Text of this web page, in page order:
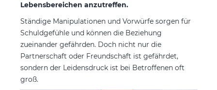
Lebensbereichen anzutreffen.
Ständige Manipulationen und Vorwürfe sorgen für
Schuldgefühle und können die Beziehung
zueinander gefährden. Doch nicht nur die
Partnerschaft oder Freundschaft ist gefährdet,
sondern der Leidensdruck ist bei Betroffenen oft
groß.